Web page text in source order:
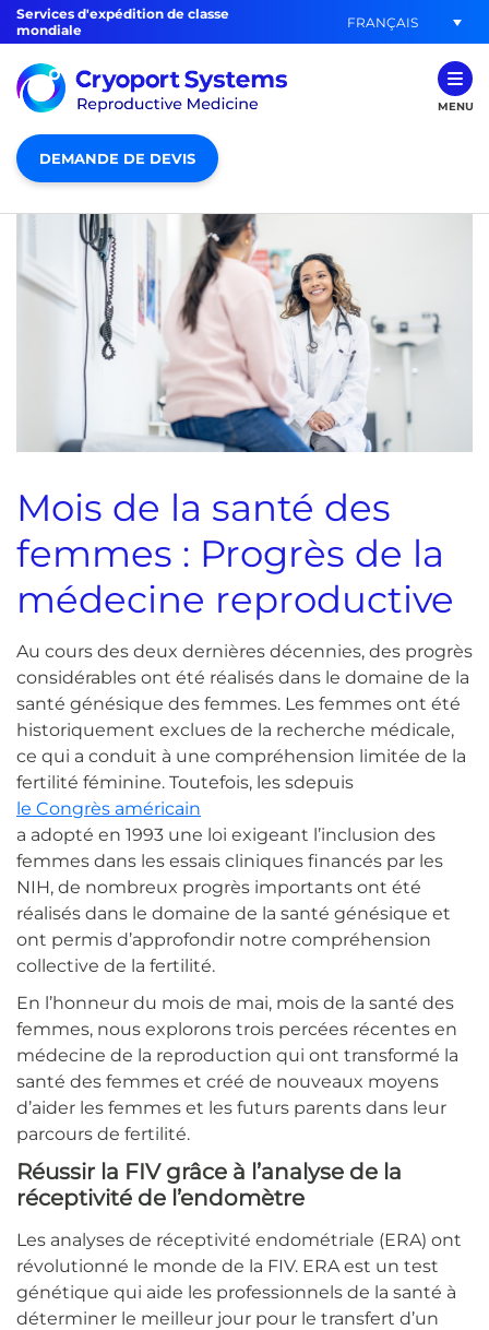
Services d'expédition de classe
mondiale
FRANÇAIS
MENU
DEMANDE DE DEVIS
Mois de la santé des
femmes : Progrès de la
médecine reproductive
Au cours des deux dernières décennies, des progrès
considérables ont été réalisés dans le domaine de la
santé génésique des femmes. Les femmes ont été
historiquement exclues de la recherche médicale,
ce qui a conduit à une compréhension limitée de la
fertilité féminine. Toutefois, les sdepuis
le Congrès américain
a adopté en 1993 une loi exigeant l’inclusion des
femmes dans les essais cliniques financés par les
NIH, de nombreux progrès importants ont été
réalisés dans le domaine de la santé génésique et
ont permis d’approfondir notre compréhension
collective de la fertilité.
En l’honneur du mois de mai, mois de la santé des
femmes, nous explorons trois percées récentes en
médecine de la reproduction qui ont transformé la
santé des femmes et créé de nouveaux moyens
d’aider les femmes et les futurs parents dans leur
parcours de fertilité.
Réussir la FIV grâce à l’analyse de la
réceptivité de l’endomètre
Les analyses de réceptivité endométriale (ERA) ont
révolutionné le monde de la FIV. ERA est un test
génétique qui aide les professionnels de la santé à
déterminer le meilleur jour pour le transfert d’un